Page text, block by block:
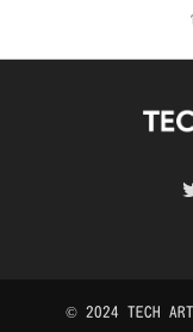
© 2024 TECH